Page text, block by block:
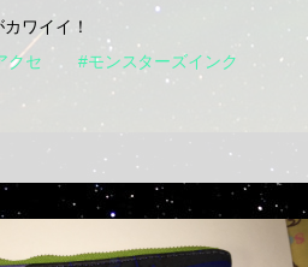
ワイイ！
クセ #モンスターズインク